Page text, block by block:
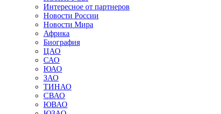
Интересное от партнеров
Новости России
Новости Мира
Африка
Биография
ЦАО
САО
ЮАО
ЗАО
ТИНАО
СВАО
ЮВАО